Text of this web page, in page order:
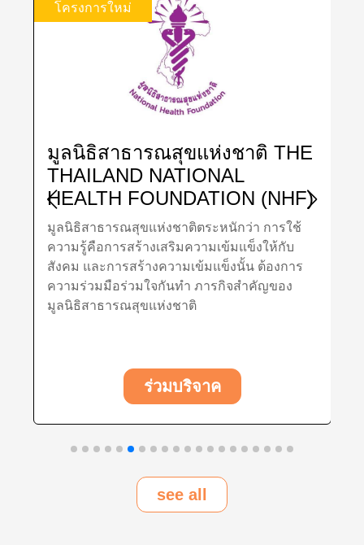
โครงการใหม่
มูลนิธิรณรงค์เพื่อการไม่สูบบุหรี่
ACTION ON SMOKING AND
HEALTH FOUNDATION
THAILAND
มูลนิธิรณรงค์เพื่อการไม่สูบบุหรี่ยืนหยัดที่จะ
ทำงานเจาะลึกในกลุ่มเด็กและเยาวชน โดยเน้น
แนวทางการรณรงค์ต่อสาธารณชนเพื่อการไม่
สูบบุหรี่
ร่วมบริจาค
see all